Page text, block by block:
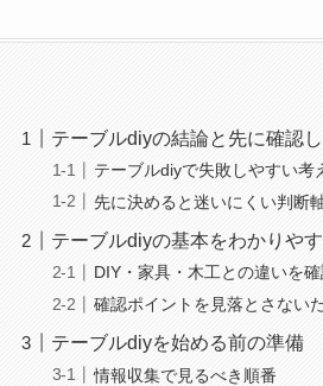
テーブルdiyの結論と先に確認
テーブルdiyで失敗しやすい考
先に決めると迷いにくい判断
テーブルdiyの基本をわかりや
DIY・家具・木工との違いを確
確認ポイントを見落とさない
テーブルdiyを始める前の準備
情報収集で見るべき順番